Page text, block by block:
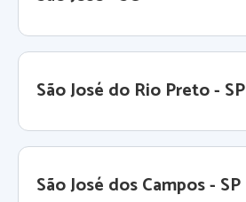
São José do Rio Preto - SP
São José dos Campos - SP